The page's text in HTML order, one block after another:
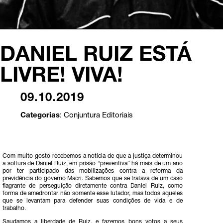
DANIEL RUIZ ESTÁ
LIVRE! VIVA!
09.10.2019
Categorias: Conjuntura Editoriais
Com muito gosto recebemos a notícia de que a justiça determinou
a soltura de Daniel Ruiz, em prisão “preventiva” há mais de um ano
por ter participado das mobilizações contra a reforma da
previdência do governo Macri. Sabemos que se tratava de um caso
flagrante de perseguição diretamente contra Daniel Ruiz, como
forma de amedrontar não somente esse lutador, mas todos aqueles
que se levantam para defender suas condições de vida e de
trabalho.